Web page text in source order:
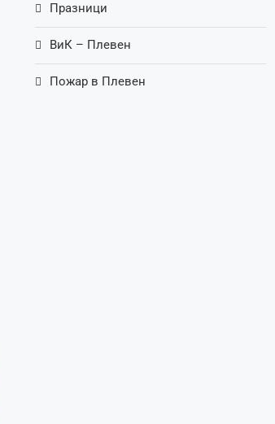
Празници
ВиК – Плевен
Пожар в Плевен